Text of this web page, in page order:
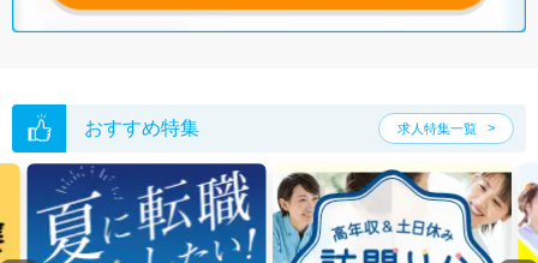
おすすめ特集 求人特集一覧